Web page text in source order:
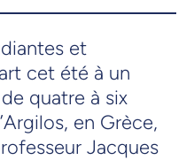
et
cet été à un
quatre à six
en Grèce,
Jacques